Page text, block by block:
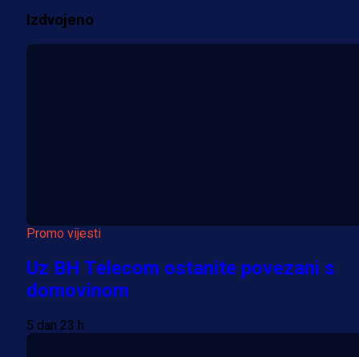
Više vijesti
Izdvojeno
Promo vijesti
Uz BH Telecom ostanite povezani s
domovinom
5 dan 23 h